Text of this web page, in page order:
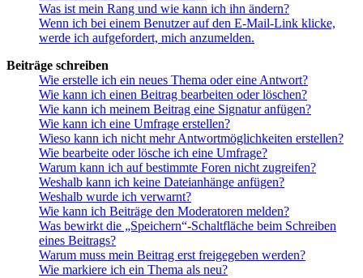
Was ist mein Rang und wie kann ich ihn ändern?
Wenn ich bei einem Benutzer auf den E-Mail-Link klicke,
werde ich aufgefordert, mich anzumelden.
Beiträge schreiben
Wie erstelle ich ein neues Thema oder eine Antwort?
Wie kann ich einen Beitrag bearbeiten oder löschen?
Wie kann ich meinem Beitrag eine Signatur anfügen?
Wie kann ich eine Umfrage erstellen?
Wieso kann ich nicht mehr Antwortmöglichkeiten erstellen?
Wie bearbeite oder lösche ich eine Umfrage?
Warum kann ich auf bestimmte Foren nicht zugreifen?
Weshalb kann ich keine Dateianhänge anfügen?
Weshalb wurde ich verwarnt?
Wie kann ich Beiträge den Moderatoren melden?
Was bewirkt die „Speichern“-Schaltfläche beim Schreiben
eines Beitrags?
Warum muss mein Beitrag erst freigegeben werden?
Wie markiere ich ein Thema als neu?